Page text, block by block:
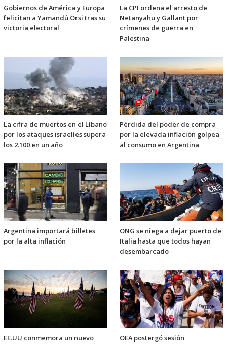
Gobiernos de América y Europa
felicitan a Yamandú Orsi tras su
victoria electoral
La CPI ordena el arresto de
Netanyahu y Gallant por
crímenes de guerra en
Palestina
La cifra de muertos en el Líbano
por los ataques israelíes supera
los 2.100 en un año
Pérdida del poder de compra
por la elevada inflación golpea
al consumo en Argentina
Argentina importará billetes
por la alta inflación
ONG se niega a dejar puerto de
Italia hasta que todos hayan
desembarcado
EE.UU conmemora un nuevo
OEA postergó sesión